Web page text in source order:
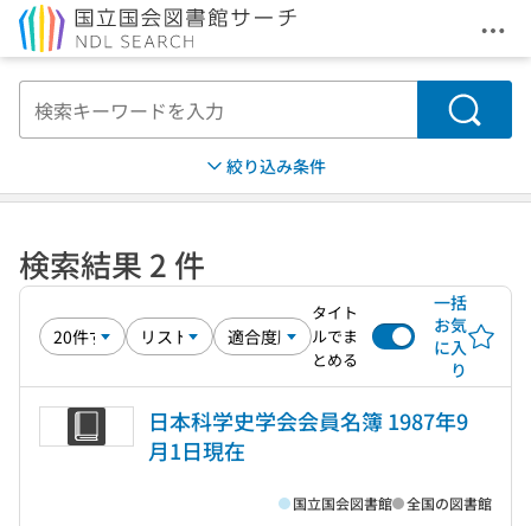
メ
検索
絞り込み条件
検索結果 2 件
タイト
ルでま
とめる
一括
お気
に入
り
日本科学史学会会員名簿 1987年9
月1日現在
国立国会図書館 全国の図書館